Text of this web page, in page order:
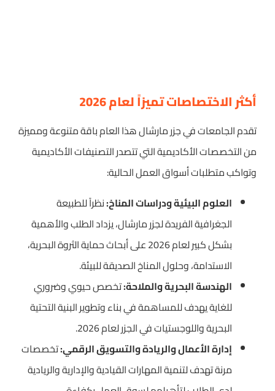
أكثر الاختصاصات تميزاً لعام 2026
تقدم الجامعات في جزر مارشال هذا العام باقة متنوعة ومميزة
من التخصصات الأكاديمية التي تتصدر التصنيفات الأكاديمية
وتواكب متطلبات أسواق العمل الحالية:
العلوم البيئية ودراسات المناخ:نظراً للطبيعة
الجغرافية الفريدة لجزر مارشال، يزداد الطلب والأهمية
بشكل كبير لعام 2026 على أبحاث حماية الثروة البحرية،
الاستدامة، وحلول المناخ الصديقة للبيئة.
الهندسة البحرية والملاحة:تخصص حيوي وضروري
للغاية يهدف للمساهمة في بناء وتطوير البنية التحتية
البحرية واللوجستيات في الجزر لعام 2026.
إدارة الأعمال والريادة والتسويق الرقمي:تخصصات
مرنة تهدف لتنمية المهارات القيادية والإدارية والريادية